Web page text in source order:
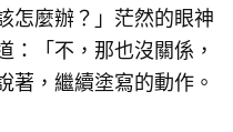
怎麼辦？」茫然的眼神
：「不，那也沒關係，
，繼續塗寫的動作。